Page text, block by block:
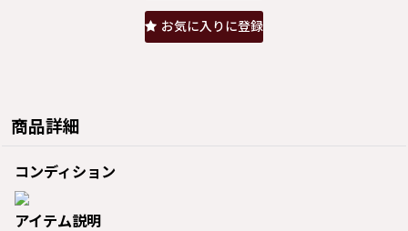
お気に入りに登録
商品詳細
コンディション
アイテム説明